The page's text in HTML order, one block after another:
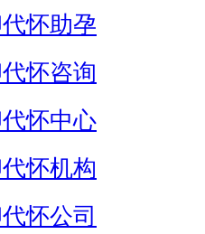
怀助孕
怀咨询
怀中心
怀机构
怀公司